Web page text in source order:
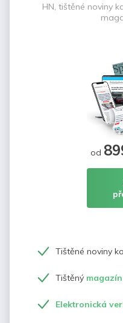
HN, tištěné noviny
od
Tištěné noviny
Tištěný
Elektronická